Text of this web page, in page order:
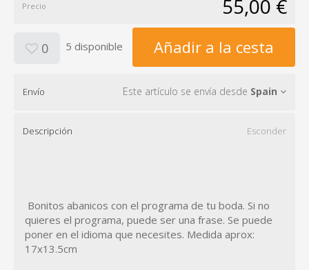
Precio 55,00 €
0 5 disponible Añadir a la cesta
Envío Este artículo se envía desde Spain
Descripción Esconder
Bonitos abanicos con el programa de tu boda. Si no
quieres el programa, puede ser una frase. Se puede
poner en el idioma que necesites. Medida aprox:
17x13.5cm